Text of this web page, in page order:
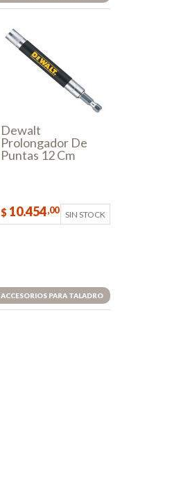
Dewalt
Prolongador De
Puntas 12 Cm
$ 10.454,00 SIN STOCK
ACCESORIOS PARA TALADRO